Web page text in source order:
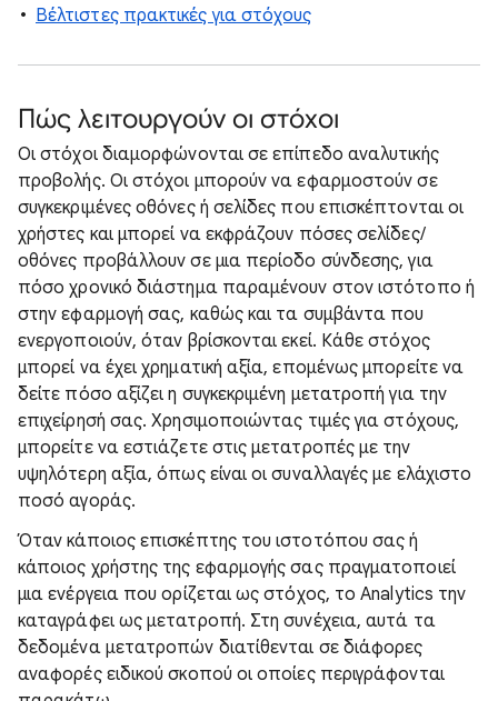
Βέλτιστες πρακτικές για στόχους
Πώς λειτουργούν οι στόχοι
Οι στόχοι διαμορφώνονται σε επίπεδο αναλυτικής
προβολής. Οι στόχοι μπορούν να εφαρμοστούν σε
συγκεκριμένες οθόνες ή σελίδες που επισκέπτονται οι
χρήστες και μπορεί να εκφράζουν πόσες σελίδες/
οθόνες προβάλλουν σε μια περίοδο σύνδεσης, για
πόσο χρονικό διάστημα παραμένουν στον ιστότοπο ή
στην εφαρμογή σας, καθώς και τα συμβάντα που
ενεργοποιούν, όταν βρίσκονται εκεί. Κάθε στόχος
μπορεί να έχει χρηματική αξία, επομένως μπορείτε να
δείτε πόσο αξίζει η συγκεκριμένη μετατροπή για την
επιχείρησή σας. Χρησιμοποιώντας τιμές για στόχους,
μπορείτε να εστιάζετε στις μετατροπές με την
υψηλότερη αξία, όπως είναι οι συναλλαγές με ελάχιστο
ποσό αγοράς.
Όταν κάποιος επισκέπτης του ιστοτόπου σας ή
κάποιος χρήστης της εφαρμογής σας πραγματοποιεί
μια ενέργεια που ορίζεται ως στόχος, το Analytics την
καταγράφει ως μετατροπή. Στη συνέχεια, αυτά τα
δεδομένα μετατροπών διατίθενται σε διάφορες
αναφορές ειδικού σκοπού οι οποίες περιγράφονται